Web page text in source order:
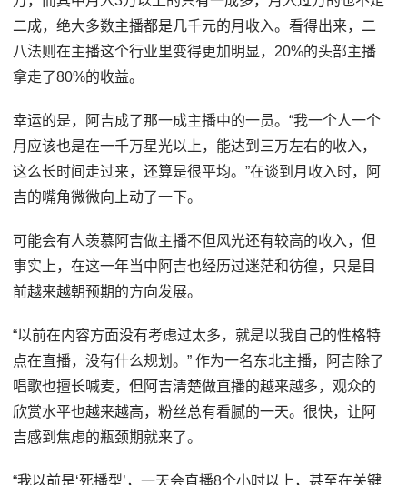
二成，绝大多数主播都是几千元的月收入。看得出来，二
八法则在主播这个行业里变得更加明显，20%的头部主播
拿走了80%的收益。
幸运的是，阿吉成了那一成主播中的一员。“我一个人一个
月应该也是在一千万星光以上，能达到三万左右的收入，
这么长时间走过来，还算是很平均。”在谈到月收入时，阿
吉的嘴角微微向上动了一下。
可能会有人羡慕阿吉做主播不但风光还有较高的收入，但
事实上，在这一年当中阿吉也经历过迷茫和彷徨，只是目
前越来越朝预期的方向发展。
“以前在内容方面没有考虑过太多，就是以我自己的性格特
点在直播，没有什么规划。” 作为一名东北主播，阿吉除了
唱歌也擅长喊麦，但阿吉清楚做直播的越来越多，观众的
欣赏水平也越来越高，粉丝总有看腻的一天。很快，让阿
吉感到焦虑的瓶颈期就来了。
“我以前是‘死播型’，一天会直播8个小时以上，甚至在关键